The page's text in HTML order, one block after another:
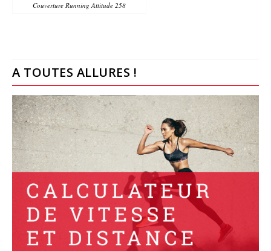
Couverture Running Attitude 258
A TOUTES ALLURES !